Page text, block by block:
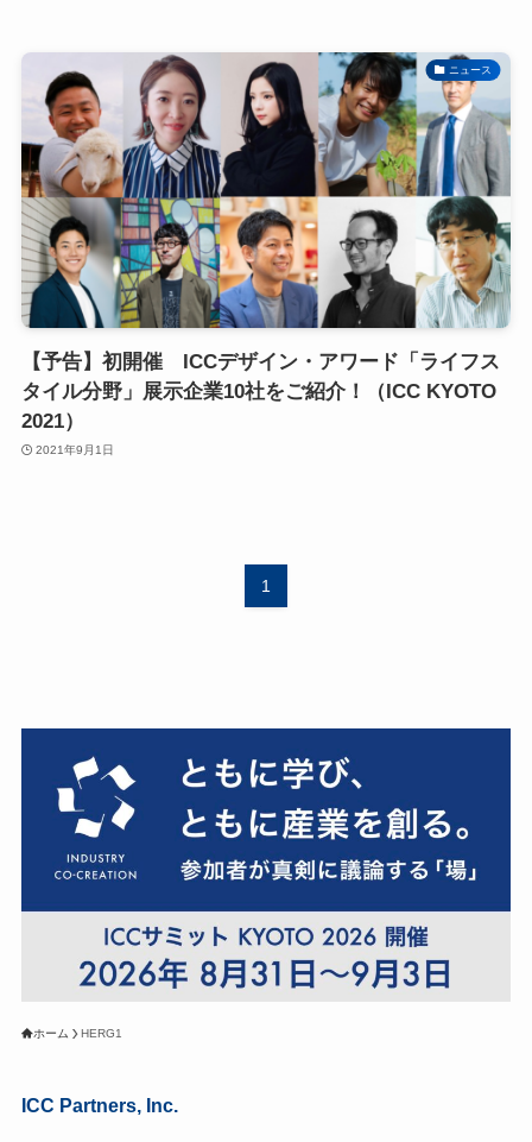
ニュース
【予告】初開催 ICCデザイン・アワード「ライフス
タイル分野」展示企業10社をご紹介！（ICC KYOTO
2021）
2021年9月1日
1
ホーム HERG1
ICC Partners, Inc.